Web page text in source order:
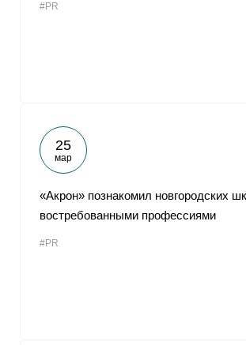
#PR
25
мар
«Акрон» познакомил новгородских
востребованными профессиями
#PR